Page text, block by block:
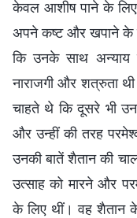
केवल आशीष पाने के लिए
अपने कष्ट और खपाने के
कि उनके साथ
नाराजगी और शत्रुता
चाहते थे कि दूसरे भी
और उन्हीं की तरह
उनकी बातें शैतान की
उत्साह को मारने और
के लिए थीं। वह